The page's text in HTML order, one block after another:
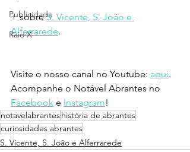
Publicidade
Raio X
+ sobre S. Vicente, S. João e
Alferrarede.
Visite o nosso canal no Youtube: aqui.
Acompanhe o Notável Abrantes no
Facebook e Instagram!
notavelabranteshistória de abrantes
curiosidades abrantes
S. Vicente, S. João e Alferrarede